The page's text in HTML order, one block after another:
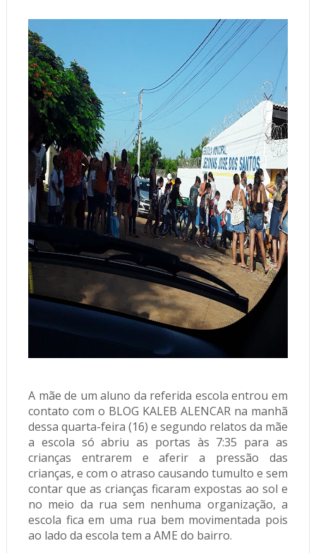
A mãe de um aluno da referida escola entrou em
contato com o BLOG KALEB ALENCAR na manhã
dessa quarta-feira (16) e segundo relatos da mãe
a escola só abriu as portas às 7:35 para as
crianças entrarem e aferir a pressão das
crianças, e com o atraso causando tumulto e sem
contar que as crianças ficaram expostas ao sol e
no meio da rua sem nenhuma organização, a
escola fica em uma rua bem movimentada pois
ao lado da escola tem a AME do bairro.